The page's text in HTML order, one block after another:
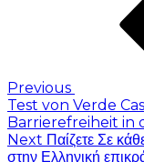
Previous
Test von Verde
Barrierefreiheit in
Next Παίζετε Σε
στην Ελληνική